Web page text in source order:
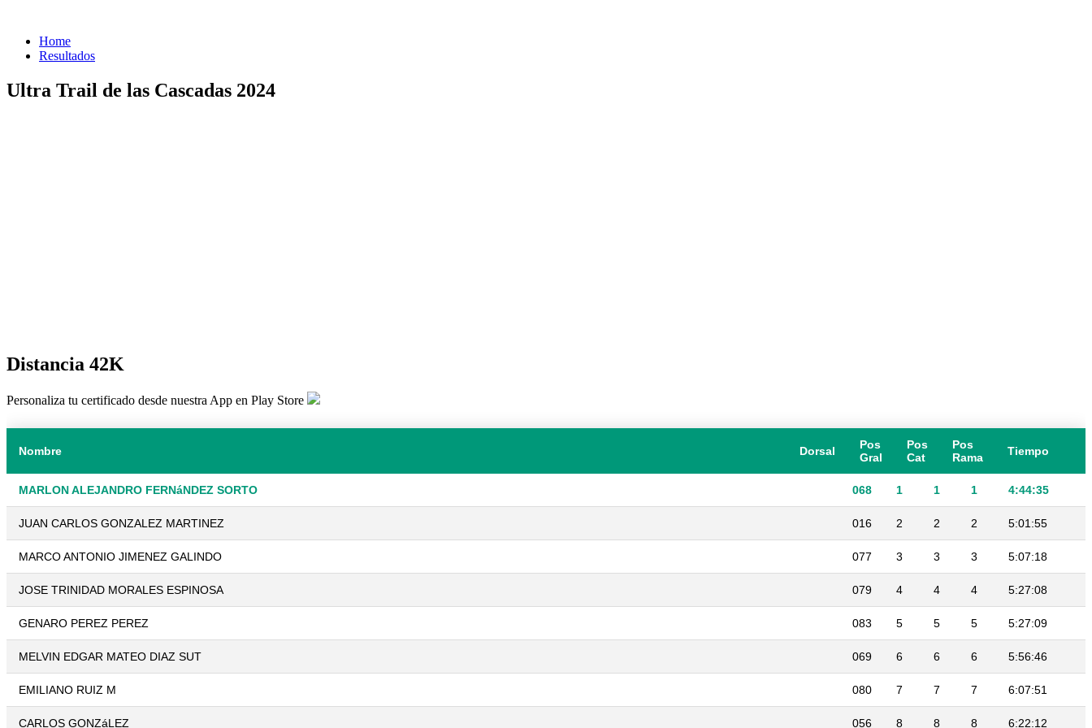
Home
Resultados
Ultra Trail de las Cascadas 2024
Distancia 42K
Personaliza tu certificado desde nuestra App en Play Store
Nombre Dorsal
Pos
Gral
Pos
Cat
Pos
Rama
Tiempo
MARLON ALEJANDRO FERNáNDEZ SORTO 068 1 1 1 4:44:35
JUAN CARLOS GONZALEZ MARTINEZ 016 2 2 2 5:01:55
MARCO ANTONIO JIMENEZ GALINDO 077 3 3 3 5:07:18
JOSE TRINIDAD MORALES ESPINOSA 079 4 4 4 5:27:08
GENARO PEREZ PEREZ 083 5 5 5 5:27:09
MELVIN EDGAR MATEO DIAZ SUT 069 6 6 6 5:56:46
EMILIANO RUIZ M 080 7 7 7 6:07:51
CARLOS GONZáLEZ 056 8 8 8 6:22:12